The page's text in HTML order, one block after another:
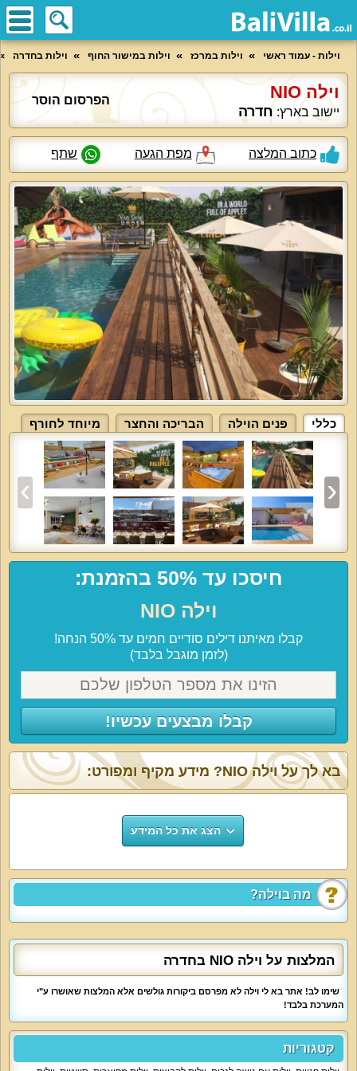
וילות - עמוד ראשי וילות במרכז וילות במישור החוף וילות בחדרה
וילה NIO
יישוב בארץ: חדרה
הפרסום הוסר
כתוב המלצה מפת הגעה שתף
כללי פנים הוילה הבריכה והחצר מיוחד לחורף
חיסכו עד 50% בהזמנת:
וילה NIO
קבלו מאיתנו דילים סודיים חמים עד 50% הנחה!
(לזמן מוגבל בלבד)
קבלו מבצעים עכשיו!
מה בוילה?
בא לך על וילה NIO? מידע מקיף ומפורט:
הצג את כל המידע
המלצות על וילה NIO בחדרה
שימו לב! אתר בא לי וילה לא מפרסם ביקורות גולשים אלא המלצות שאושרו ע"י
המערכת בלבד!
קטגוריות